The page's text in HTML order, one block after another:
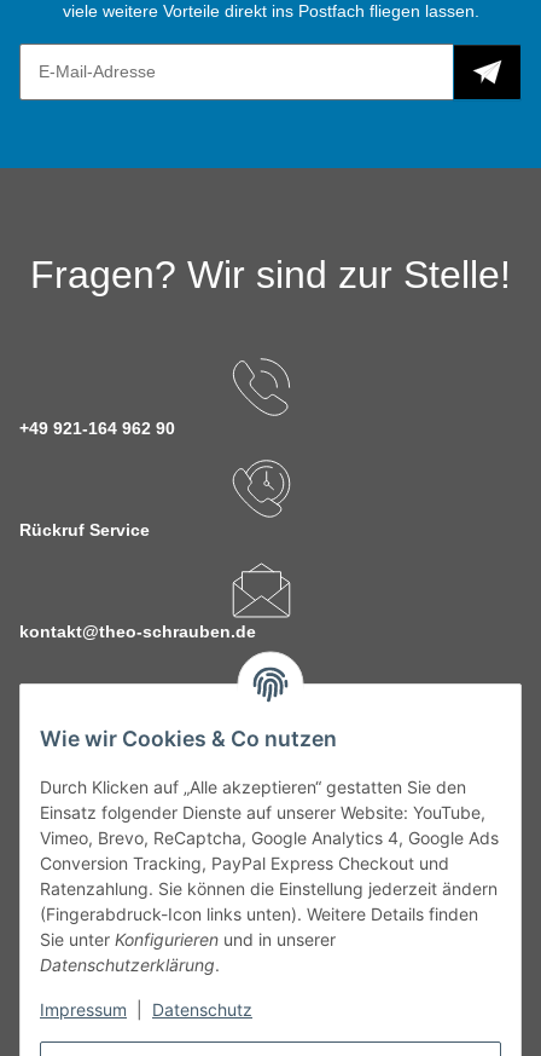
Wie wir Cookies & Co nutzen
Durch Klicken auf „Alle akzeptieren“ gestatten Sie den
Einsatz folgender Dienste auf unserer Website: YouTube,
Vimeo, Brevo, ReCaptcha, Google Analytics 4, Google Ads
Conversion Tracking, PayPal Express Checkout und
Ratenzahlung. Sie können die Einstellung jederzeit ändern
(Fingerabdruck-Icon links unten). Weitere Details finden
Sie unter Konfigurieren und in unserer
Datenschutzerklärung.
Impressum Datenschutz
viele weitere Vorteile direkt ins Postfach fliegen lassen.
Fragen? Wir sind zur Stelle!
+49 921-164 962 90
Rückruf Service
kontakt@theo-schrauben.de
Service
Gesetzliche Informationen
Alle technischen Angaben ohne Gewähr. Irrtümer und fehlerhafte
Angaben vorbehalten. Wenn Sie Datenblätter oder spezielle
unseren Kundenservice. Abbildungen der Artikel können